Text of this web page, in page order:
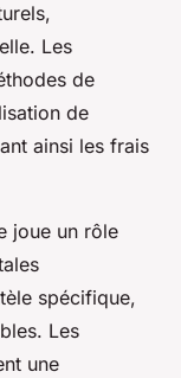
Les
de
de
ainsi les frais
joue un rôle
spécifique,
Les
une